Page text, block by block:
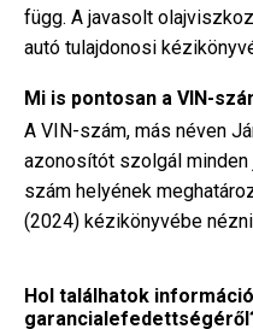
függ. A javasolt
autó tulajdonosi
Mi is pontosan a VIN-
A VIN-szám, más néven
azonosítót szolgál minden
szám helyének
(2024) kézikönyvébe
Hol találhatok